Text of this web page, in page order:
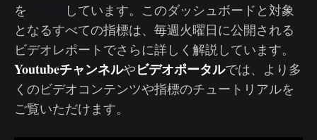
を
しています。このダッシュボードと対象
となるすべての指標は、毎週火曜日に公開される
ビデオレポートでさらに詳しく解説しています。
Youtubeチャンネルやビデオポータルでは、より多
くのビデオコンテンツや指標のチュートリアルを
ご覧いただけます。